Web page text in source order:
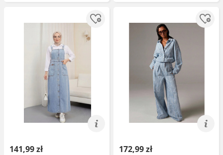
141,99 zł 172,99 zł